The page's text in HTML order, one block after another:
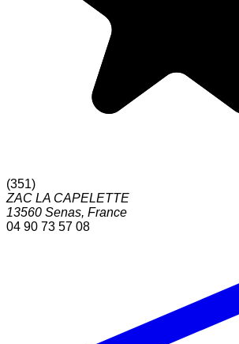
(351)
ZAC LA CAPELETTE
13560 Senas, France
04 90 73 57 08